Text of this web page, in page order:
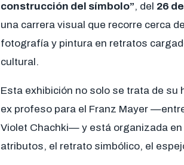
construcción del símbolo”, del 26
una carrera visual que recorre cerca
fotografía y pintura en retratos
cultural.
Esta exhibición no solo se trata de
ex profeso para el Franz Mayer —entre
Violet Chachki— y está organizada
atributos, el retrato simbólico, el